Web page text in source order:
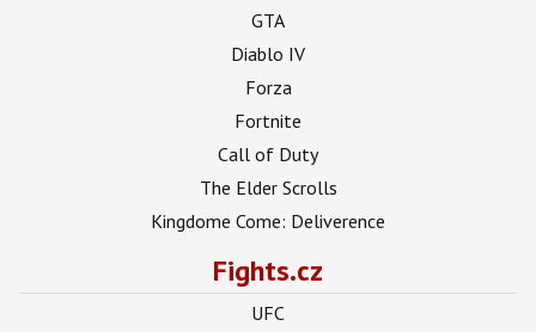
GTA
Diablo IV
Forza
Fortnite
Call of Duty
The Elder Scrolls
Kingdome Come: Deliverence
Fights.cz
UFC